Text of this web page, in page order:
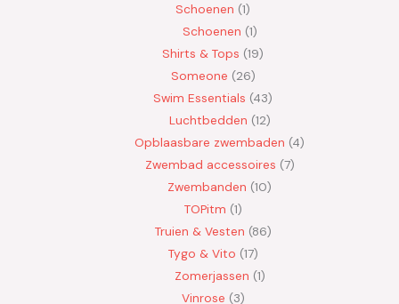
Schoenen 1
Schoenen 1
Shirts & Tops 19
Someone 26
Swim Essentials 43
Luchtbedden 12
Opblaasbare zwembaden 4
Zwembad accessoires 7
Zwembanden 10
TOPitm 1
Truien & Vesten 86
Tygo & Vito 17
Zomerjassen 1
Vinrose 3